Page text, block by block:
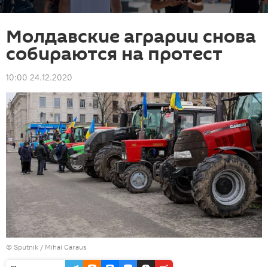
Молдавские аграрии снова
собираются на протест
10:00 24.12.2020
© Sputnik / Mihai Caraus